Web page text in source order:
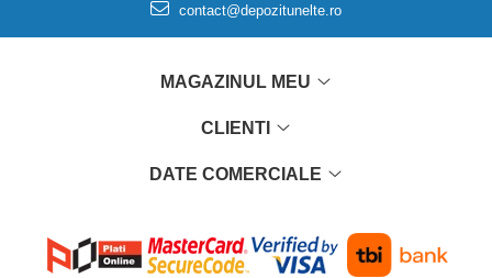
contact@depozitunelte.ro
MAGAZINUL MEU
CLIENTI
DATE COMERCIALE